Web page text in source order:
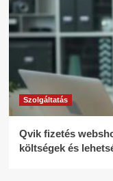
Szolgáltatás
Qvik fizetés
költségek és